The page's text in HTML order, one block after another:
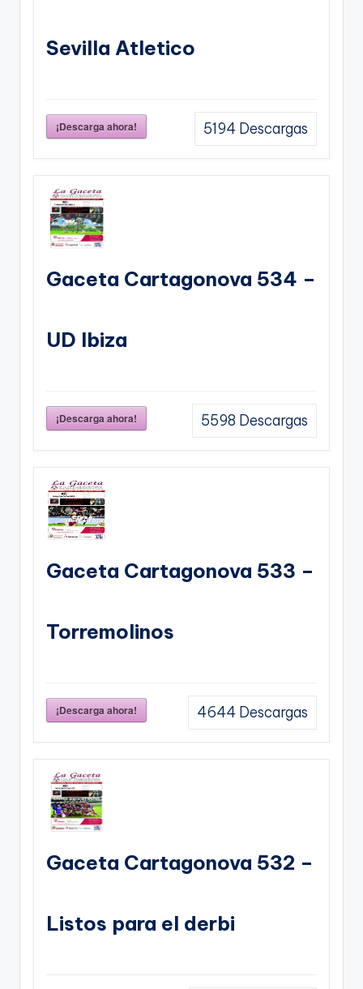
Sevilla Atletico
¡Descarga ahora! 5194 Descargas
Gaceta Cartagonova 534 –
UD Ibiza
¡Descarga ahora! 5598 Descargas
Gaceta Cartagonova 533 –
Torremolinos
¡Descarga ahora! 4644 Descargas
Gaceta Cartagonova 532 –
Listos para el derbi